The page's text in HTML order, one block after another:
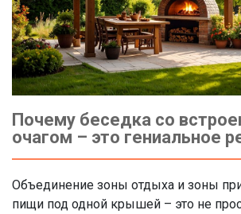
Почему беседка со
очагом – это гениальное
Объединение зоны отдыха и зоны
пищи под одной крышей – это не